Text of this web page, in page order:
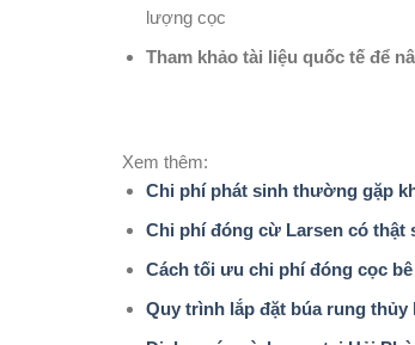
lượng cọc
Tham khảo tài liệu quốc tế để
Xem thêm:
Chi phí phát sinh thường gặp
Chi phí đóng cừ Larsen có thật
Cách tối ưu chi phí đóng cọc
Quy trình lắp đặt búa rung